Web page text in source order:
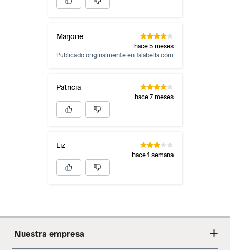
Marjorie
hace 5 meses
Publicado originalmente enfalabella.com
Patricia
hace 7 meses
Liz
hace 1 semana
Nuestra empresa